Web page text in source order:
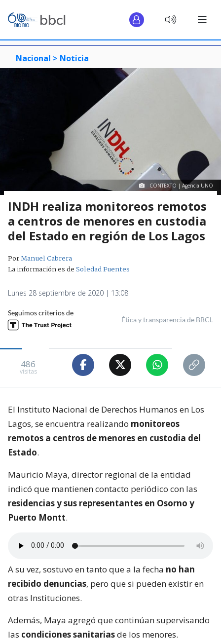
Nacional > Noticia
CONTEXTO | Agencia UNO
INDH realiza monitoreos remotos
a centros de menores en custodia
del Estado en región de Los Lagos
PorManuel Cabrera
La información es deSoledad Fuentes
Lunes 28 septiembre de 2020 | 13:08
Seguimos criterios de
Ética y transparencia de BBCL
486
visitas
El Instituto Nacional de Derechos Humanos en Los
Lagos, se encuentra realizando monitoreos
remotos a centros de menores en custodia del
Estado.
Mauricio Maya, director regional de la entidad
indicó que mantienen contacto periódico con las
residencias y sus representantes en Osorno y
Puerto Montt.
A su vez, sostuvo en tanto que a la fecha no han
recibido denuncias, pero que si pueden existir en
otras Instituciones.
Además, Maya agregó que continúan supervisando
las condiciones sanitariasde los menores.